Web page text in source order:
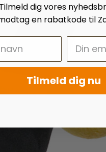
Tilmeld dig vores
en rabatkode til
Tilmeld dig nu